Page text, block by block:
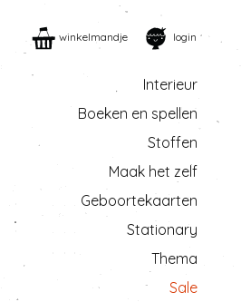
winkelmandje login
Interieur
Boeken en spellen
Stoffen
Maak het zelf
Geboortekaarten
Stationary
Thema
Sale